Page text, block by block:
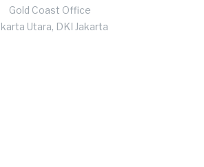
Gold Coast Office
Utara, DKI Jakarta